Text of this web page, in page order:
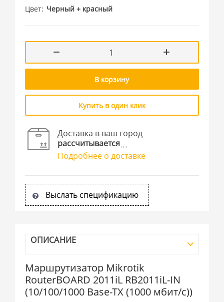
Цвет Черный + красный
В корзину
Купить в один клик
Доставка в ваш город
рассчитывается
Подробнее о доставке
Выслать спецификацию
ОПИСАНИЕ
Маршрутизатор Mikrotik
RouterBOARD 2011iL RB2011iL-IN
(10/100/1000 Base-TX (1000 мбит/с))